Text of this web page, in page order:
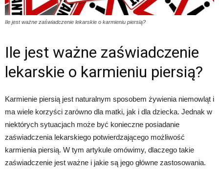
Ile jest ważne zaświadczenie lekarskie o karmieniu piersią?
Ile jest ważne zaświadczenie
lekarskie o karmieniu piersią?
Karmienie piersią jest naturalnym sposobem żywienia niemowląt i
ma wiele korzyści zarówno dla matki, jak i dla dziecka. Jednak w
niektórych sytuacjach może być konieczne posiadanie
zaświadczenia lekarskiego potwierdzającego możliwość
karmienia piersią. W tym artykule omówimy, dlaczego takie
zaświadczenie jest ważne i jakie są jego główne zastosowania.